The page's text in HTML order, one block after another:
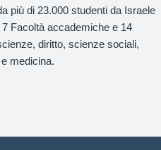
più di 23.000 studenti da Israele
Facoltà accademiche e 14
diritto, scienze sociali,
medicina.